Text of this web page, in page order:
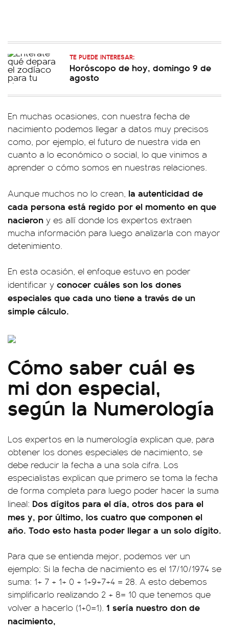
TE PUEDE INTERESAR:
Horóscopo de hoy, domingo 9 de
agosto
En muchas ocasiones, con nuestra fecha de
nacimiento podemos llegar a datos muy precisos
como, por ejemplo, el futuro de nuestra vida en
cuanto a lo económico o social, lo que vinimos a
aprender o cómo somos en nuestras relaciones.
Aunque muchos no lo crean, la autenticidad de
cada persona está regido por el momento en que
nacieron y es allí donde los expertos extraen
mucha información para luego analizarla con mayor
detenimiento.
En esta ocasión, el enfoque estuvo en poder
identificar y conocer cuáles son los dones
especiales que cada uno tiene a través de un
simple cálculo.
Cómo saber cuál es
mi don especial,
según la Numerología
Los expertos en la numerología explican que, para
obtener los dones especiales de nacimiento, se
debe reducir la fecha a una sola cifra. Los
especialistas explican que primero se toma la fecha
de forma completa para luego poder hacer la suma
lineal: Dos dígitos para el día, otros dos para el
mes y, por último, los cuatro que componen el
año. Todo esto hasta poder llegar a un solo dígito.
Para que se entienda mejor, podemos ver un
ejemplo: Si la fecha de nacimiento es el 17/10/1974 se
suma: 1+ 7 + 1+ 0 + 1+9+7+4 = 28. A esto debemos
simplificarlo realizando 2 + 8= 10 que tenemos que
volver a hacerlo (1+0=1). 1 sería nuestro don de
nacimiento,